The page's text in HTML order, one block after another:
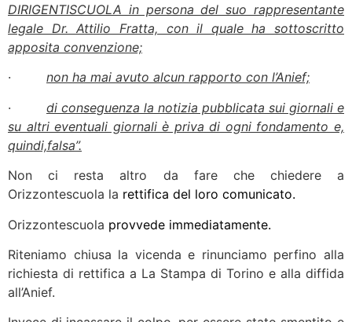
DIRIGENTISCUOLA in persona del suo rappresentante
legale Dr. Attilio Fratta, con il quale ha sottoscritto
apposita convenzione;
· non ha mai avuto alcun rapporto con l’Anief;
· di conseguenza la notizia pubblicata sui giornali e
su altri eventuali giornali è priva di ogni fondamento e,
quindi,falsa”.
Non ci resta altro da fare che chiedere a
Orizzontescuola la rettifica del loro comunicato.
Orizzontescuola provvede immediatamente.
Riteniamo chiusa la vicenda e rinunciamo perfino alla
richiesta di rettifica a La Stampa di Torino e alla diffida
all’Anief.